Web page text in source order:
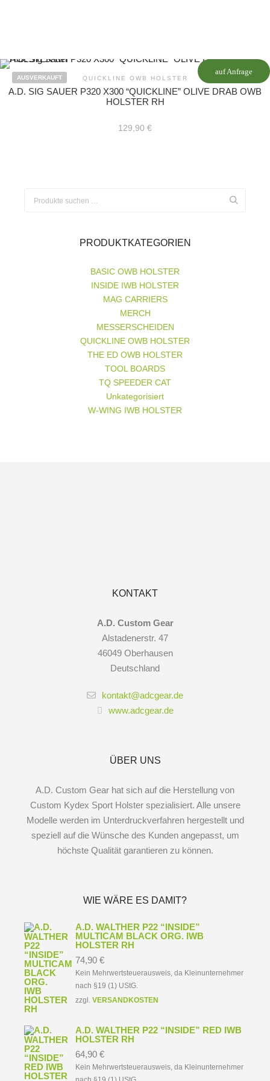
auf Anfrage
AUSVERKAUFT QUICKLINE OWB HOLSTER
A.D. SIG SAUER P320 X300 “QUICKLINE” OLIVE DRAB OWB
HOLSTER RH
129,90 €
PRODUKTKATEGORIEN
BASIC OWB HOLSTER
INSIDE IWB HOLSTER
MAG CARRIERS
MERCH
MESSERSCHEIDEN
QUICKLINE OWB HOLSTER
THE ED OWB HOLSTER
TOOL BOARDS
TQ SPEEDER CAT
Unkategorisiert
W-WING IWB HOLSTER
KONTAKT
A.D. Custom Gear
Alstadenerstr. 47
46049 Oberhausen
Deutschland
kontakt@adcgear.de
www.adcgear.de
ÜBER UNS
A.D. Custom Gear hat sich auf die Herstellung von
Custom Kydex Sport Holster spezialisiert. Alle unsere
Modelle werden im Unterdruckverfahren hergestellt und
speziell auf die Wünsche des Kunden angepasst, um
höchste Qualität garantieren zu können.
WIE WÄRE ES DAMIT?
A.D. WALTHER P22 “INSIDE”
MULTICAM BLACK ORG. IWB
HOLSTER RH
74,90 €
Kein Mehrwertsteuerausweis, da Kleinunternehmer
nach §19 (1) UStG.
zzgl. VERSANDKOSTEN
A.D. WALTHER P22 “INSIDE” RED IWB
HOLSTER RH
64,90 €
Kein Mehrwertsteuerausweis, da Kleinunternehmer